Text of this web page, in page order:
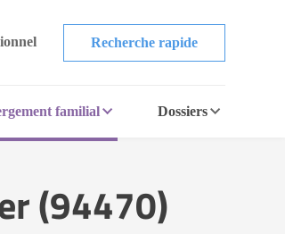
Recherche rapide
familial Dossiers
(94470)